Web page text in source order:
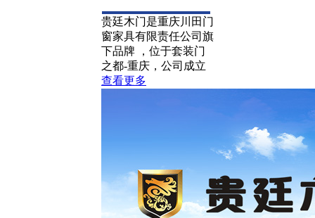
贵廷木门是重庆川田门
窗家具有限责任公司旗
下品牌 ，位于套装门
之都-重庆，公司成立
查看更多